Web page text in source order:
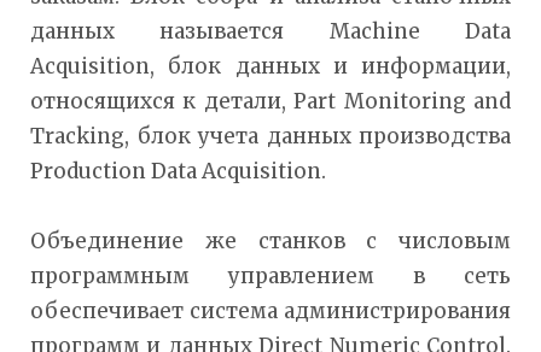
данных называется Machine Data
Acquisition, блок данных и информации,
относящихся к детали, Part Monitoring and
Tracking, блок учета данных производства
Production Data Acquisition.
Объединение же станков с числовым
программным управлением в сеть
обеспечивает система администрирования
программ и данных Direct Numeric Control.